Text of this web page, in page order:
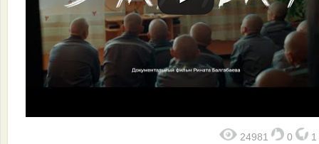
24981 0 1